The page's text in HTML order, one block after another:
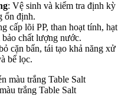
: Vệ sinh và kiểm tra định kỳ
ổn định.
cấp lõi PP, than hoạt tính, hạt
chất lượng nước.
cặn bẩn, tái tạo khả năng xử
bể lọc.
trắng Table Salt